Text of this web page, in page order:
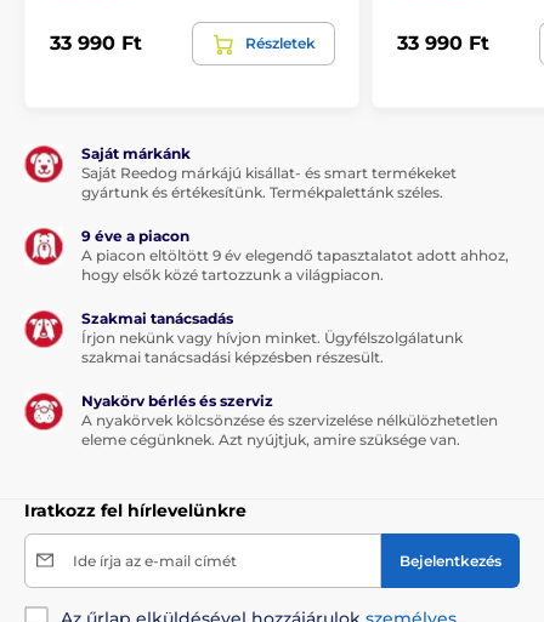
A termék előnyei:
a legnagyobb kutyafajták számára is alkalmas
magas és szigetelt matrac
egyedi design
mosható
A termék hátrányai:
nincs
33 990 Ft Részletek 33 990 Ft
Saját márkánk
Saját Reedog márkájú kisállat- és smart termékeket
gyártunk és értékesítünk. Termékpalettánk széles.
9 éve a piacon
A piacon eltöltött 9 év elegendő tapasztalatot adott ahhoz,
hogy elsők közé tartozzunk a világpiacon.
Szakmai tanácsadás
Írjon nekünk vagy hívjon minket. Ügyfélszolgálatunk
szakmai tanácsadási képzésben részesült.
Nyakörv bérlés és szerviz
A nyakörvek kölcsönzése és szervizelése nélkülözhetetlen
eleme cégünknek. Azt nyújtjuk, amire szüksége van.
Iratkozz fel hírlevelünkre
Ide írja az e-mail címét Bejelentkezés